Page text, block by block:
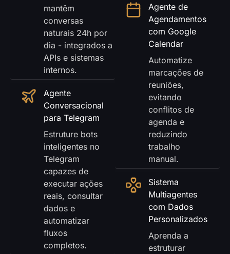
mantêm
conversas
naturais 24h por
dia - integrados a
APIs e sistemas
internos.
Agente
Conversacional
para Telegram
Estruture bots
inteligentes no
Telegram
capazes de
executar ações
reais, consultar
dados e
automatizar
fluxos
completos.
Agente de
Agendamentos
com Google
Calendar
Automatize
marcações de
reuniões,
evitando
conflitos de
agenda e
reduzindo
trabalho
manual.
Sistema
Multiagentes
com Dados
Personalizados
Aprenda a
estruturar